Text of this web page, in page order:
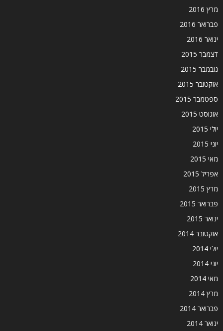
מרץ 2016
פברואר 2016
ינואר 2016
דצמבר 2015
נובמבר 2015
אוקטובר 2015
ספטמבר 2015
אוגוסט 2015
יולי 2015
יוני 2015
מאי 2015
אפריל 2015
מרץ 2015
פברואר 2015
ינואר 2015
אוקטובר 2014
יולי 2014
יוני 2014
מאי 2014
מרץ 2014
פברואר 2014
ינואר 2014